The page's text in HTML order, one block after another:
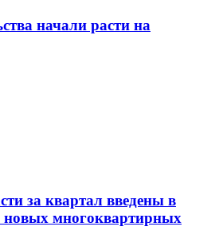
начали расти на
за квартал введены в
новых многоквартирных